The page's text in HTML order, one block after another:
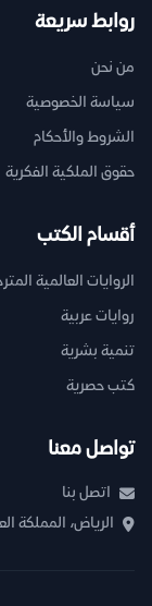
روابط سريعة
من نحن
سياسة الخصوصية
الشروط والأحكام
حقوق الملكية الفكرية
أقسام الكتب
الروايات العالمية
روايات عربية
تنمية بشرية
كتب حصرية
تواصل معنا
اتصل بنا
الرياض، المملكة